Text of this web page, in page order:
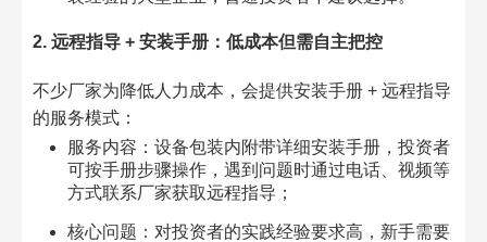
2. 远程指导 + 安装手册：低成本但需自主把控
不少厂家为降低人力成本，会提供安装手册 + 远程指导
的服务模式：
服务内容：设备包装内附带详细安装手册，投资者
可按手册步骤操作，遇到问题时通过电话、视频等
方式联系厂家获取远程指导；
核心问题：对投资者的实践经验要求高，新手需要